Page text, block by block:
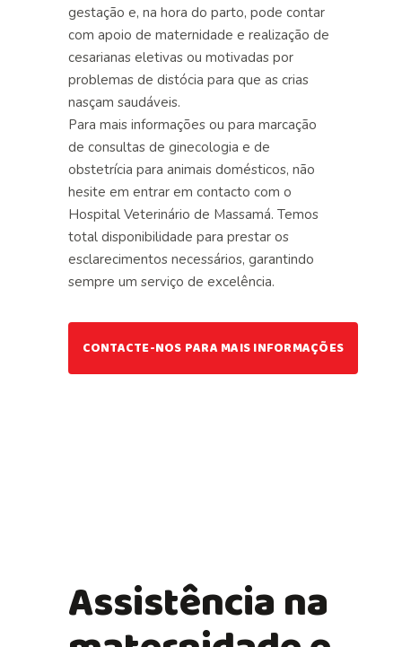
gestação e, na hora do parto, pode contar
com apoio de maternidade e realização de
cesarianas eletivas ou motivadas por
problemas de distócia para que as crias
nasçam saudáveis.
Para mais informações ou para marcação
de consultas de ginecologia e de
obstetrícia para animais domésticos, não
hesite em entrar em contacto com o
Hospital Veterinário de Massamá. Temos
total disponibilidade para prestar os
esclarecimentos necessários, garantindo
sempre um serviço de excelência.
CONTACTE-NOS PARA MAIS INFORMAÇÕES
Assistência na